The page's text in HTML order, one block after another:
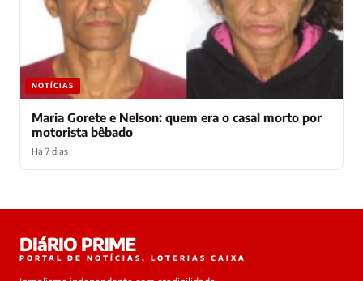
NOTÍCIAS
Maria Gorete e Nelson: quem era o casal morto por
motorista bêbado
Há 7 dias
online
DIáRIO PRIME
PORTAL DE NOTÍCIAS, LOTERIAS CAIXA